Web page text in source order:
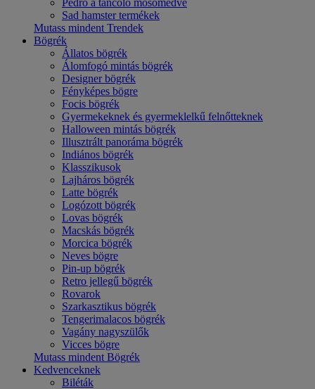
Pedro a táncoló mosómedve
Sad hamster termékek
Mutass mindent Trendek
Bögrék
Állatos bögrék
Álomfogó mintás bögrék
Designer bögrék
Fényképes bögre
Focis bögrék
Gyermekeknek és gyermeklelkű felnőtteknek
Halloween mintás bögrék
Illusztrált panoráma bögrék
Indiános bögrék
Klasszikusok
Lajháros bögrék
Latte bögrék
Logózott bögrék
Lovas bögrék
Macskás bögrék
Morcica bögrék
Neves bögre
Pin-up bögrék
Retro jellegű bögrék
Rovarok
Szarkasztikus bögrék
Tengerimalacos bögrék
Vagány nagyszülők
Vicces bögre
Mutass mindent Bögrék
Kedvenceknek
Biléták